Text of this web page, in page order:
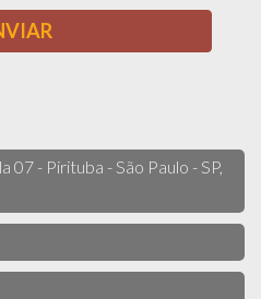
07 - Pirituba - São Paulo - SP,